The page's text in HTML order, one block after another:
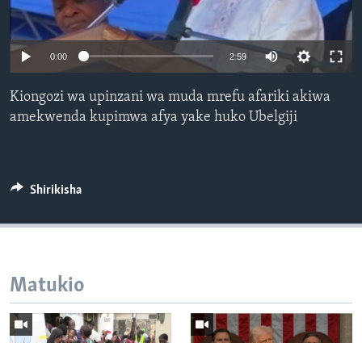
0:00 2:59
Kiongozi wa upinzani wa muda mrefu afariki akiwa
amekwenda kupimwa afya yake huko Ubelgiji
Shirikisha
Matukio